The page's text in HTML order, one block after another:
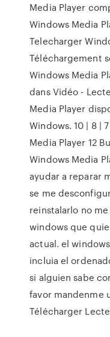
Media Player
Windows Media
Telecharger
Téléchargement
Windows Media
dans Vidéo -
Media Player
Windows. 10 | 8 |
Media Player 12
Windows Media
ayudar a reparar
se me
reinstalarlo no
windows que
actual. el
incluia el
si alguien sabe
favor mandenme
Télécharger